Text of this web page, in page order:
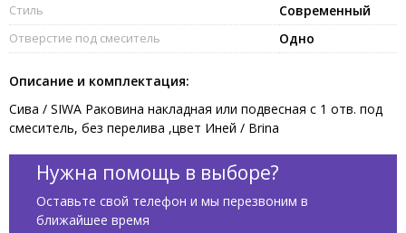
Стиль Современный
Отверстие под смеситель Одно
Описание и комплектация:
Сива / SIWA Раковина накладная или подвесная с 1 отв. под
смеситель, без перелива ,цвет Иней / Brina
Нужна помощь в выборе?
Оставьте свой телефон и мы перезвоним в
ближайшее время